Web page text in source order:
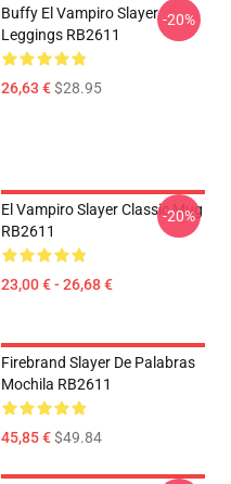
Buffy El Vampiro Slayer
Leggings RB2611
26,63 €$28.95
-20%
El Vampiro Slayer Classic Mug
RB2611
23,00 € - 26,68 €
-20%
Firebrand Slayer De Palabras
Mochila RB2611
45,85 €$49.84